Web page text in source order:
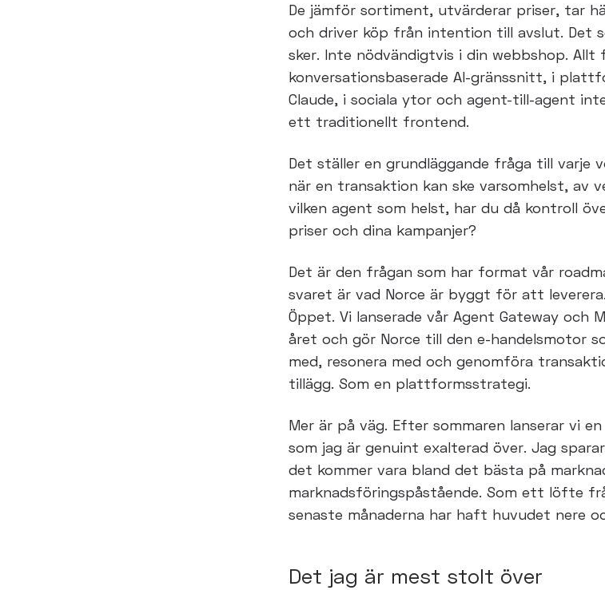
De jämför sortiment, utvärderar priser, tar
och driver köp från intention till avslut. Det
sker. Inte nödvändigtvis i din webbshop. Allt
konversationsbaserade AI-gränssnitt, i
Claude, i sociala ytor och agent-till-agent
ett traditionellt frontend.
Det ställer en grundläggande fråga till varje
när en transaktion kan ske varsomhelst, av
vilken agent som helst, har du då kontroll
priser och dina kampanjer?
Det är den frågan som har format vår
svaret är vad Norce är byggt för att
Öppet. Vi lanserade vår Agent Gateway och
året och gör Norce till den e-handelsmotor
med, resonera med och genomföra
tillägg. Som en plattformsstrategi.
Mer är på väg. Efter sommaren lanserar vi
som jag är genuint exalterad över. Jag
det kommer vara bland det bästa på
marknadsföringspåstående. Som ett löfte
senaste månaderna har haft huvudet nere
Det jag är mest stolt över